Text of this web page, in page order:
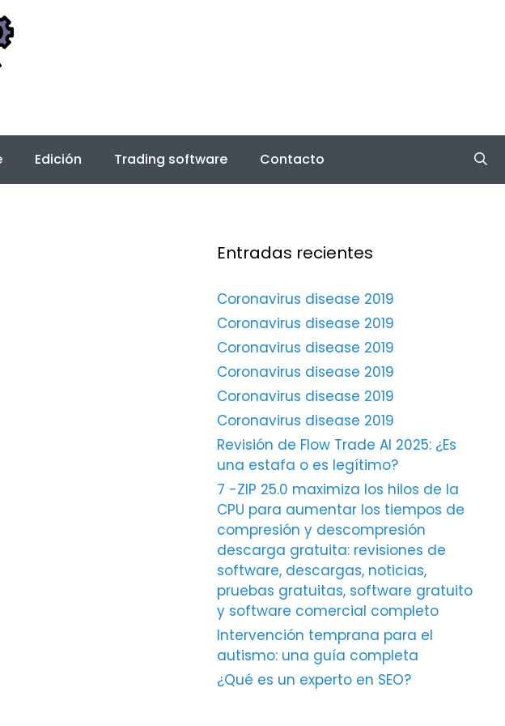
Edición Trading software Contacto
Entradas recientes
Coronavirus disease 2019
Coronavirus disease 2019
Coronavirus disease 2019
Coronavirus disease 2019
Coronavirus disease 2019
Coronavirus disease 2019
Revisión de Flow Trade AI 2025: ¿Es
una estafa o es legítimo?
7 -ZIP 25.0 maximiza los hilos de la
CPU para aumentar los tiempos de
compresión y descompresión
descarga gratuita: revisiones de
software, descargas, noticias,
pruebas gratuitas, software gratuito
y software comercial completo
Intervención temprana para el
autismo: una guía completa
¿Qué es un experto en SEO?